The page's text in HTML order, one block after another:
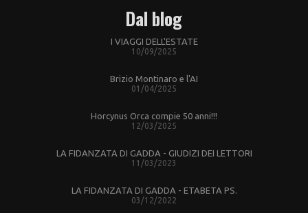
Dal blog
I VIAGGI DELL'ESTATE
10/09/2025
Brizio Montinaro e l'AI
01/04/2025
Horcynus Orca compie 50 anni!!!
12/03/2025
LA FIDANZATA DI GADDA - GIUDIZI DEI LETTORI
11/03/2023
LA FIDANZATA DI GADDA - ETABETA PS.
03/12/2022